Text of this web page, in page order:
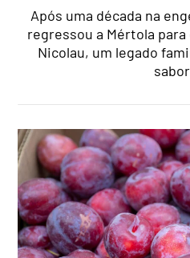
Após uma década na
regressou a Mértola
Nicolau, um legado